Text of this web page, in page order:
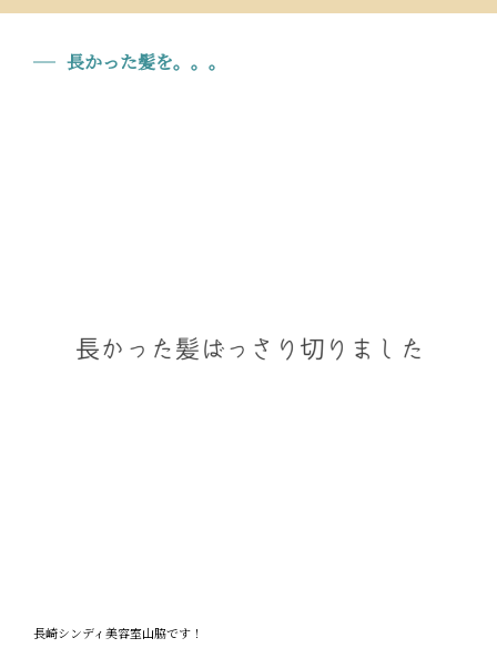
長かった髪を。。。
長崎シンディ美容室山脇です！